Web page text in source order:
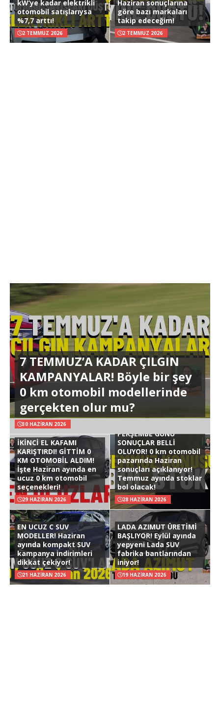
kW’ye kadar elektrikli
otomobil satışlarıysa
%7,7 arttı!
2 TEMMUZ 2026
Haziran sonuçlarına
göre bazı markaları
takip edeceğim!
2 TEMMUZ 2026
7 TEMMUZ’A KADAR ÇILGIN
KAMPANYALAR! Böyle bir şey
0 km otomobil modellerinde
gerçekten olur mu?
30 HAZIRAN 2026
İKİNCİ EL KAFAMI
KARIŞTIRDI! GİTTİM 0
KM OTOMOBİL ALDIM!
İşte Haziran ayında en
ucuz 0 km otomobil
seçenekleri!
29 HAZIRAN 2026
PERŞEMBE GÜNÜ
SONUÇLAR BELLİ
OLUYOR! 0 km otomobil
pazarında Haziran
sonuçları açıklanıyor!
Temmuz ayında stoklar
bol olacak!
28 HAZIRAN 2026
EN UCUZ C SUV
MODELLER! Haziran
ayında kompakt SUV
kampanya indirimleri
dikkat çekiyor!
21 HAZIRAN 2026
LADA AZIMUT ÜRETİMİ
BAŞLIYOR! Eylül ayında
yepyeni Lada SUV
fabrika bantlarından
iniyor!
19 HAZIRAN 2026